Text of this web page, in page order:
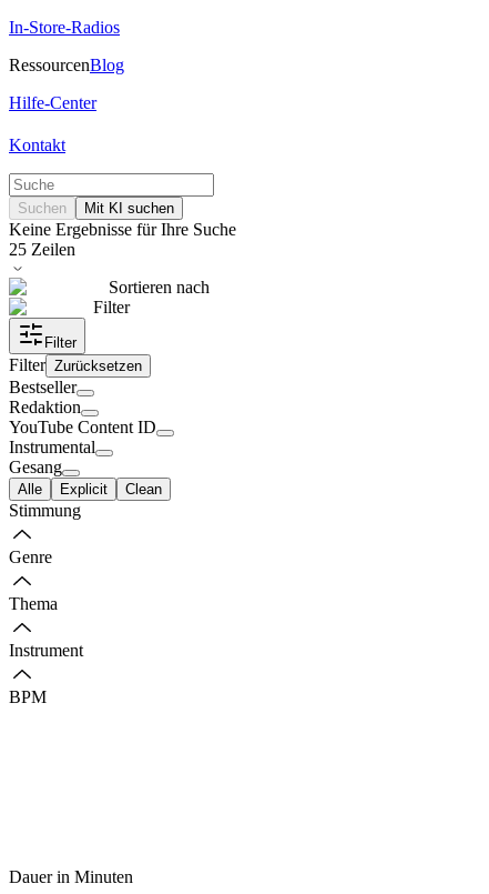
In-Store-Radios
RessourcenBlog
Hilfe-Center
Kontakt
Suchen Mit KI suchen
Keine Ergebnisse für Ihre Suche
25 Zeilen
Sortieren nach
Filter
Filter
Filter Zurücksetzen
Bestseller
Redaktion
YouTube Content ID
Instrumental
Gesang
Alle Explicit Clean
Stimmung
Genre
Thema
Instrument
BPM
Dauer in Minuten